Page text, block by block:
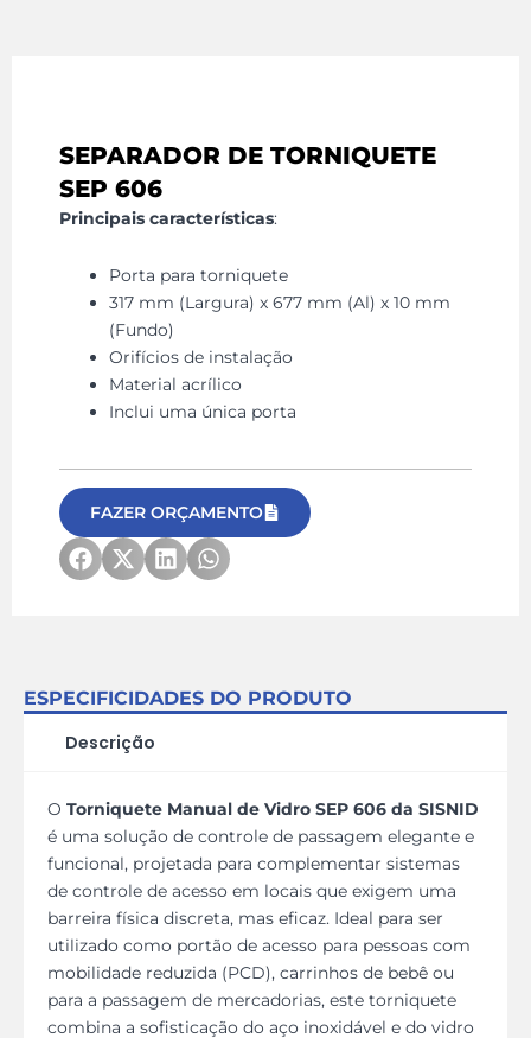
SEPARADOR DE TORNIQUETE
SEP 606
Principais características:
Porta para torniquete
317 mm (Largura) x 677 mm (Al) x 10 mm
(Fundo)
Orifícios de instalação
Material acrílico
Inclui uma única porta
FAZER ORÇAMENTO
ESPECIFICIDADES DO PRODUTO
Descrição
O Torniquete Manual de Vidro SEP 606 da SISNID
é uma solução de controle de passagem elegante e
funcional, projetada para complementar sistemas
de controle de acesso em locais que exigem uma
barreira física discreta, mas eficaz. Ideal para ser
utilizado como portão de acesso para pessoas com
mobilidade reduzida (PCD), carrinhos de bebê ou
para a passagem de mercadorias, este torniquete
combina a sofisticação do aço inoxidável e do vidro